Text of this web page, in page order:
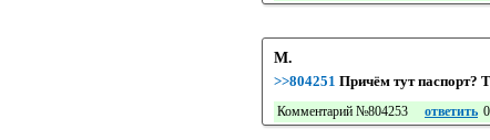
М.
>>804251 Причём тут паспорт?
Комментарий №804253 ответить